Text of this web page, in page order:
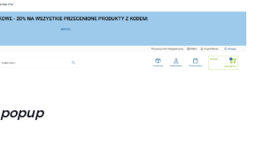
popup